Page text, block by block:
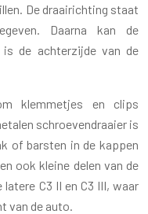
De draairichting staat
Daarna kan de
de achterzijde van de
klemmetjes en clips
schroevendraaier is
of barsten in de kappen
ook kleine delen van de
C3 II en C3 III, waar
van de auto.